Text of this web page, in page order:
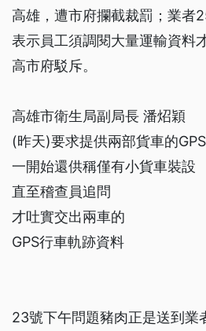
高雄，遭市府攔截裁罰；業者
表示員工須調閱大量運輸資料
高市府駁斥。
高雄市衛生局副局長 潘炤穎
(昨天)要求提供兩部貨車的GPS
一開始還供稱僅有小貨車裝設
直至稽查員追問
才吐實交出兩車的
GPS行車軌跡資料
23號下午問題豬肉正是送到業